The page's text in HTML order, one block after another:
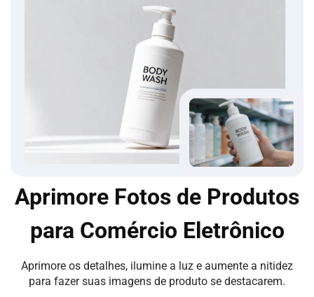
Aprimore Fotos de Produtos
para Comércio Eletrônico
Aprimore os detalhes, ilumine a luz e aumente a nitidez
para fazer suas imagens de produto se destacarem.